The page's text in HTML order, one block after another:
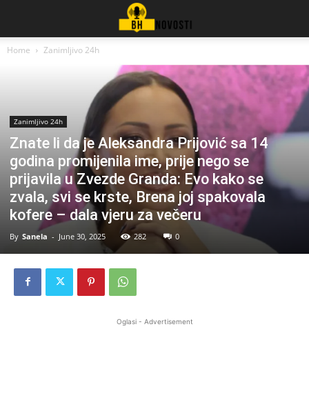
Home Zanimljivo 24h
Zanimljivo 24h
Znate li da je Aleksandra Prijović sa 14
godina promijenila ime, prije nego se
prijavila u Zvezde Granda: Evo kako se
zvala, svi se krste, Brena joj spakovala
kofere – dala vjeru za večeru
By Sanela - June 30, 2025 282 0
Oglasi - Advertisement